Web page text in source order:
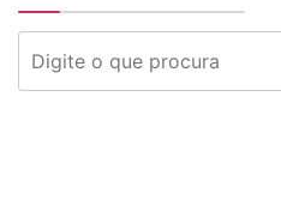
PESQUISAR